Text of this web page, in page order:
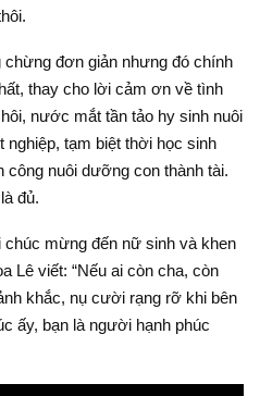
đơn giản nhưng đó chính
thay cho lời cảm ơn về tình
nước mắt tần tảo hy sinh nuôi
tạm biệt thời học sinh
công nuôi dưỡng con thành tài.
đủ.
mừng đến nữ sinh và khen
Lê viết: “Nếu ai còn cha, còn
khắc, nụ cười rạng rỡ khi bên
ấy, bạn là người hạnh phúc